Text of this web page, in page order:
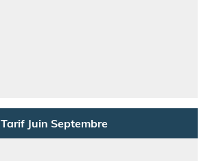
Tarif Juin Septembre